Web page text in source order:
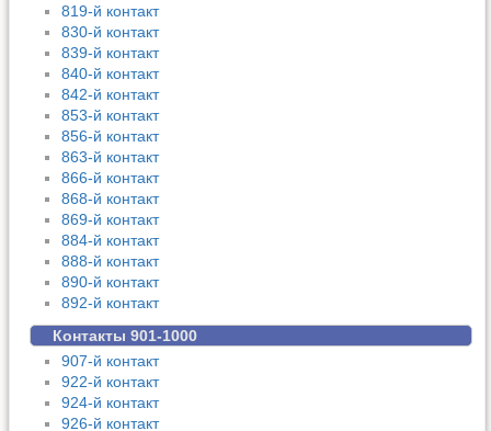
819-й контакт
830-й контакт
839-й контакт
840-й контакт
842-й контакт
853-й контакт
856-й контакт
863-й контакт
866-й контакт
868-й контакт
869-й контакт
884-й контакт
888-й контакт
890-й контакт
892-й контакт
Контакты 901-1000
907-й контакт
922-й контакт
924-й контакт
926-й контакт